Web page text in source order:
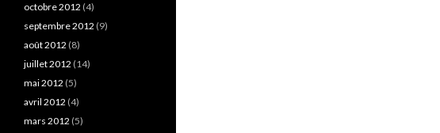
octobre 2012 (4)
septembre 2012 (9)
août 2012 (8)
juillet 2012 (14)
mai 2012 (5)
avril 2012 (4)
mars 2012 (5)